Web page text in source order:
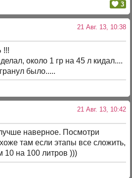
3
21 Авг. 13, 10:38
около 1 гр на 45 л кидал....
было.....
21 Авг. 13, 10:42
наверное. Посмотри
там если этапы все сложить,
10 на 100 литров )))